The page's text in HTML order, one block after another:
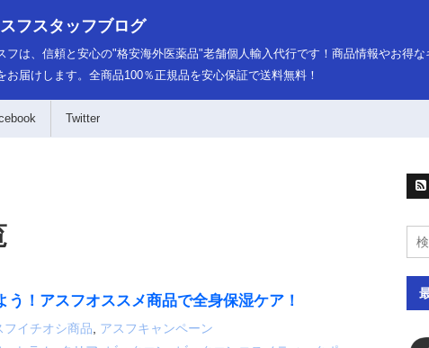
フスタッフブログ
フは、信頼と安心の"格安海外医薬品"老舗個人輸入代行です！商品情報やお得
お届けします。全商品100％正規品を安心保証で送料無料！
Twitter
う！アスフオススメ商品で全身保湿ケア！
フイチオシ商品
アスフキャンペーン